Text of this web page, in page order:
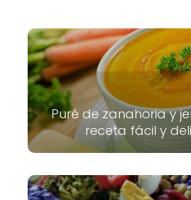
Puré de zanahoria y
receta fácil y